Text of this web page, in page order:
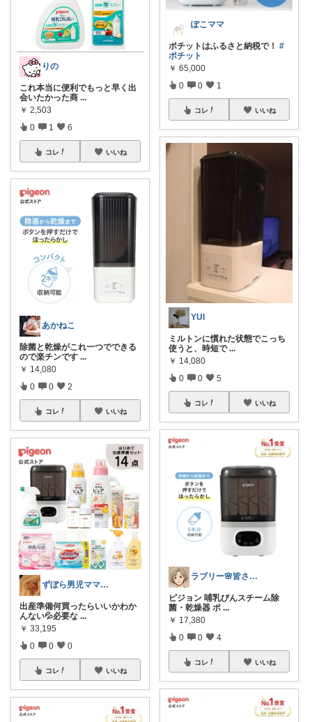
りの
これ本当に便利でもっと早く出
会いたかった商 ...
￥ 2,503
0 1 6
コレ いいね
あかねこ
除菌と乾燥がこれ一つでできる
ので楽チンです ...
￥ 14,080
0 0 2
コレ いいね
ずぼら男児ママの時短便利グッズROOM
出産準備何買ったらいいかわか
んない💦必要な ...
￥ 33,195
0 0 0
コレ いいね
ぽこママ
ポチットはふるさと納税で！ #
ポチット
￥ 65,000
0 0 1
コレ いいね
YUI
ミルトンに慣れた状態でこっち
使うと、時短で ...
￥ 14,080
0 0 5
コレ いいね
ラブリー🌸皆さんありがとう
ピジョン 哺乳びんスチーム除
菌・乾燥器 ポ ...
￥ 17,380
0 0 4
コレ いいね